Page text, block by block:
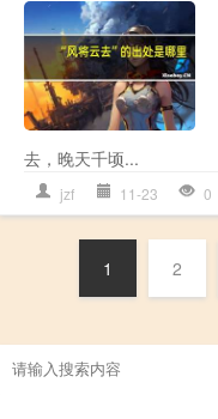
去，晚天千顷...
jzf 11-23 0
1 2